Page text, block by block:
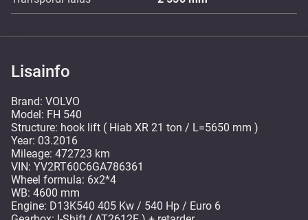
Lisainfo
Brand: VOLVO
Model: FH 540
Structure: hook lift ( Hiab XR 21 ton / L=5650 mm )
Year: 03.2016
Mileage: 472723 km
VIN: YV2RT60C6GA786361
Wheel formula: 6x2*4
WB: 4600 mm
Engine: D13K540 405 Kw / 540 Hp / Euro 6